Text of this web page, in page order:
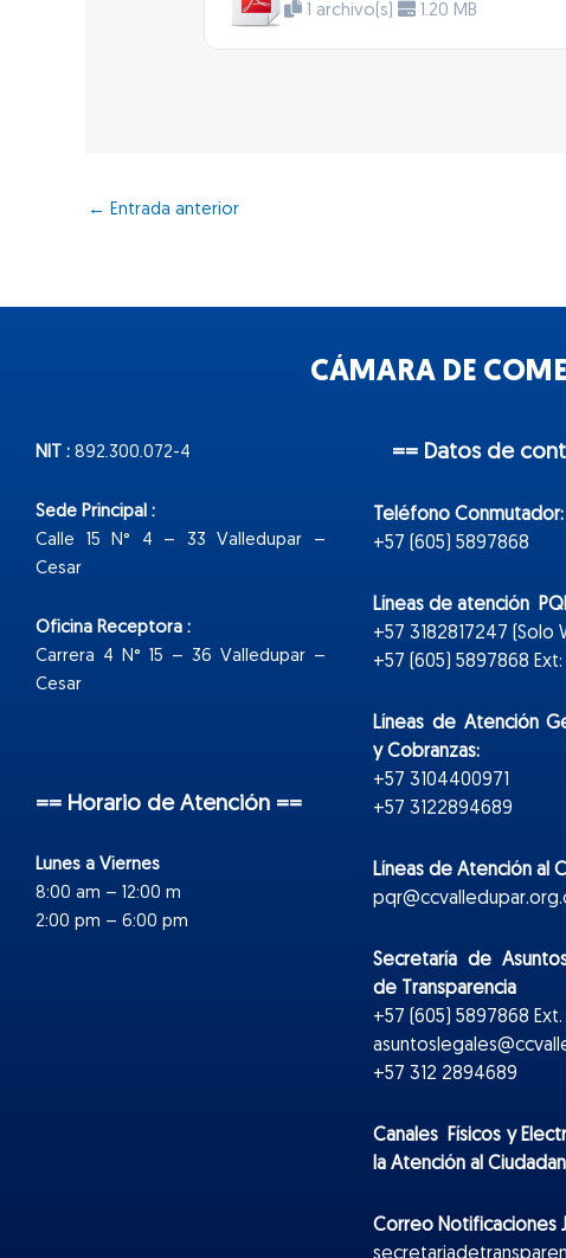
1 archivo(s) 1.20 MB
← Entrada anterior
CÁMARA DE
NIT : 892.300.072-4
Sede Principal :
Calle 15 N° 4 – 33 Valledupar –
Cesar
Oficina Receptora :
Carrera 4 N° 15 – 36 Valledupar –
Cesar
== Horario de Atención ==
Lunes a Viernes
8:00 am – 12:00 m
2:00 pm – 6:00 pm
== Datos de
Teléfono Conmutador:
+57 (605) 5897868
Líneas de atención
+57 3182817247 (Solo
+57 (605) 5897868 Ext:
Líneas de Atención
y Cobranzas:
+57 3104400971
+57 3122894689
Líneas de Atención al
Secretaría de
de Transparencia
+57 (605) 5897868 Ext.
+57 312 2894689
Canales Físicos yElectr
la Atención al
Correo Notificaciones